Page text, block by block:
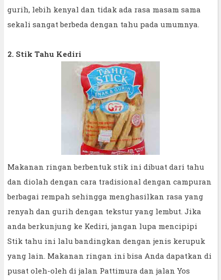
gurih, lebih kenyal dan tidak ada rasa masam sama
sekali sangat berbeda dengan tahu pada umumnya.
2. Stik Tahu Kediri
Makanan ringan berbentuk stik ini dibuat dari tahu
dan diolah dengan cara tradisional dengan campuran
berbagai rempah sehingga menghasilkan rasa yang
renyah dan gurih dengan tekstur yang lembut. Jika
anda berkunjung ke Kediri, jangan lupa mencipipi
Stik tahu ini lalu bandingkan dengan jenis kerupuk
yang lain. Makanan ringan ini bisa Anda dapatkan di
pusat oleh-oleh di jalan Pattimura dan jalan Yos